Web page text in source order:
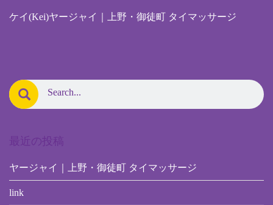
ケイ(Kei)ヤージャイ｜上野・御徒町 タイマッサージ
最近の投稿
ヤージャイ｜上野・御徒町 タイマッサージ
link